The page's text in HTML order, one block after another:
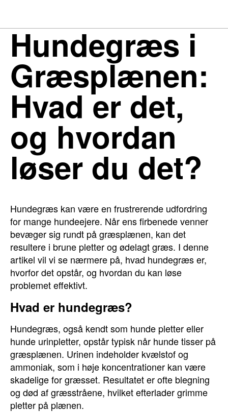
Hundegræs i
Græsplænen:
Hvad er det,
og hvordan
løser du det?
Hundegræs kan være en frustrerende udfordring
for mange hundeejere. Når ens firbenede venner
bevæger sig rundt på græsplænen, kan det
resultere i brune pletter og ødelagt græs. I denne
artikel vil vi se nærmere på, hvad hundegræs er,
hvorfor det opstår, og hvordan du kan løse
problemet effektivt.
Hvad er hundegræs?
Hundegræs, også kendt som hunde pletter eller
hunde urinpletter, opstår typisk når hunde tisser på
græsplænen. Urinen indeholder kvælstof og
ammoniak, som i høje koncentrationer kan være
skadelige for græsset. Resultatet er ofte blegning
og død af græsstråene, hvilket efterlader grimme
pletter på plænen.